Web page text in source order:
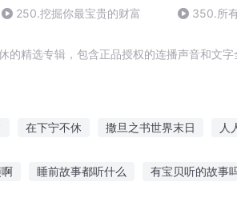
250.挖掘你最宝贵的财富
350.所
精选专辑，包含正品授权的连播声音和文
在下宁不休 撒旦之书世界末日 人
睡前故事都听什么 有宝贝听的故事